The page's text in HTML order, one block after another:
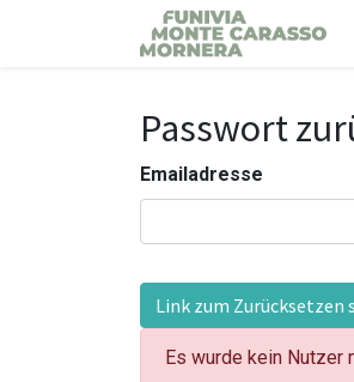
Passwort
Emailadresse
Link zum Zurücksetzen
Es wurde kein